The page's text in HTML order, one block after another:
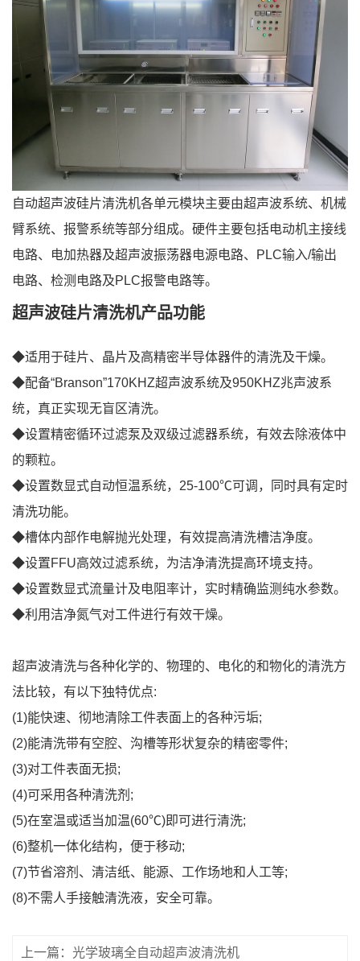
自动超声波硅片清洗机各单元模块主要由超声波系统、机械
臂系统、报警系统等部分组成。硬件主要包括电动机主接线
电路、电加热器及超声波振荡器电源电路、PLC输入/输出
电路、检测电路及PLC报警电路等。
超声波硅片清洗机产品功能
◆适用于硅片、晶片及高精密半导体器件的清洗及干燥。
◆配备“Branson”170KHZ超声波系统及950KHZ兆声波系
统，真正实现无盲区清洗。
◆设置精密循环过滤泵及双级过滤器系统，有效去除液体中
的颗粒。
◆设置数显式自动恒温系统，25-100℃可调，同时具有定时
清洗功能。
◆槽体内部作电解抛光处理，有效提高清洗槽洁净度。
◆设置FFU高效过滤系统，为洁净清洗提高环境支持。
◆设置数显式流量计及电阻率计，实时精确监测纯水参数。
◆利用洁净氮气对工件进行有效干燥。
超声波清洗与各种化学的、物理的、电化的和物化的清洗方
法比较，有以下独特优点:
(1)能快速、彻地清除工件表面上的各种污垢;
(2)能清洗带有空腔、沟槽等形状复杂的精密零件;
(3)对工件表面无损;
(4)可采用各种清洗剂;
(5)在室温或适当加温(60℃)即可进行清洗;
(6)整机一体化结构，便于移动;
(7)节省溶剂、清洁纸、能源、工作场地和人工等;
(8)不需人手接触清洗液，安全可靠。
上一篇：光学玻璃全自动超声波清洗机